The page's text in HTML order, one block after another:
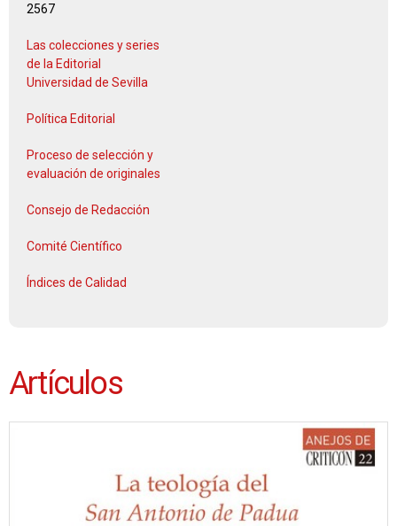
2567
Las colecciones y series
de la Editorial
Universidad de Sevilla
Política Editorial
Proceso de selección y
evaluación de originales
Consejo de Redacción
Comité Científico
Índices de Calidad
Artículos